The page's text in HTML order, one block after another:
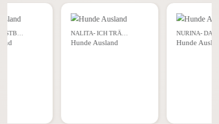
NALITA- ICH TRÄ…
Hunde Ausland
NURINA-
Hunde